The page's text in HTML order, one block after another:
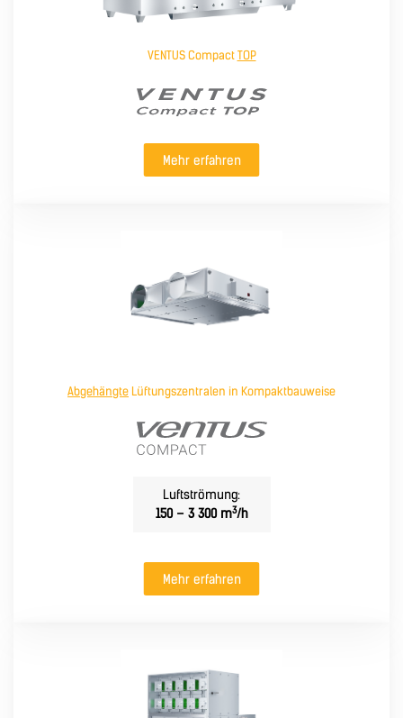
VENTUS Compact TOP
Mehr erfahren
Abgehängte Lüftungszentralen in Kompaktbauweise
Luftströmung:
150 – 3 300 m3/h
Mehr erfahren